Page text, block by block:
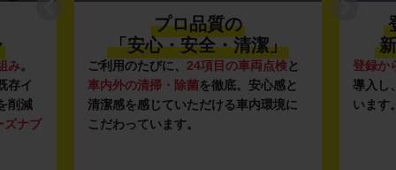
み。
存イ
削減
ズナブ
プロ品質の
「安心・安全・清潔」
ご利用のたびに、 24項目の車両点検と
車内外の清掃・除菌を徹底。安心感と
清潔感を感じていただける車内環境に
こだわっています。
登録か
導入し
います